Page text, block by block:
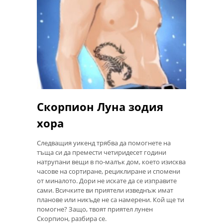
Скорпион Луна зодия
хора
Следващия уикенд трябва да помогнете на
тъща си да премести четиридесет години
натрупани вещи в по-малък дом, което изисква
часове на сортиране, рециклиране и спомени
от миналото. Дори не искате да се изправите
сами. Всичките ви приятели изведнъж имат
планове или никъде не са намерени. Кой ще ти
помогне? Защо, твоят приятел лунен
Скорпион, разбира се.